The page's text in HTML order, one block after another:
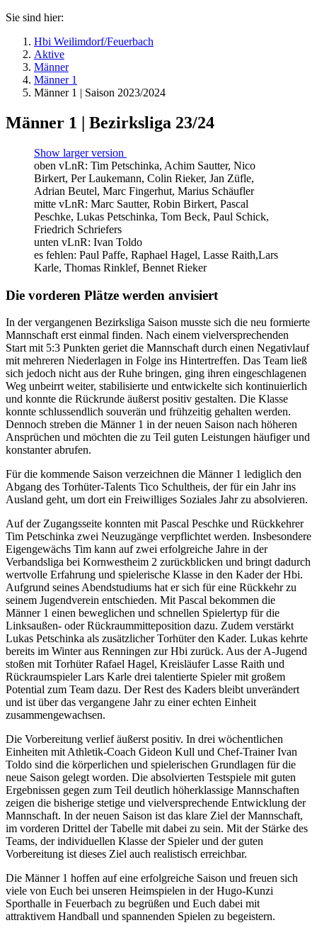
Sie sind hier:
Hbi Weilimdorf/Feuerbach
Aktive
Männer
Männer 1
Männer 1 | Saison 2023/2024
Männer 1 | Bezirksliga 23/24
Show larger version
oben vLnR: Tim Petschinka, Achim Sautter, Nico
Birkert, Per Laukemann, Colin Rieker, Jan Züfle,
Adrian Beutel, Marc Fingerhut, Marius Schäufler
mitte vLnR: Marc Sautter, Robin Birkert, Pascal
Peschke, Lukas Petschinka, Tom Beck, Paul Schick,
Friedrich Schriefers
unten vLnR: Ivan Toldo
es fehlen: Paul Paffe, Raphael Hagel, Lasse Raith,Lars
Karle, Thomas Rinklef, Bennet Rieker
Die vorderen Plätze werden anvisiert
In der vergangenen Bezirksliga Saison musste sich die neu formierte
Mannschaft erst einmal finden. Nach einem vielversprechenden
Start mit 5:3 Punkten geriet die Mannschaft durch einen Negativlauf
mit mehreren Niederlagen in Folge ins Hintertreffen. Das Team ließ
sich jedoch nicht aus der Ruhe bringen, ging ihren eingeschlagenen
Weg unbeirrt weiter, stabilisierte und entwickelte sich kontinuierlich
und konnte die Rückrunde äußerst positiv gestalten. Die Klasse
konnte schlussendlich souverän und frühzeitig gehalten werden.
Dennoch streben die Männer 1 in der neuen Saison nach höheren
Ansprüchen und möchten die zu Teil guten Leistungen häufiger und
konstanter abrufen.
Für die kommende Saison verzeichnen die Männer 1 lediglich den
Abgang des Torhüter-Talents Tico Schultheis, der für ein Jahr ins
Ausland geht, um dort ein Freiwilliges Soziales Jahr zu absolvieren.
Auf der Zugangsseite konnten mit Pascal Peschke und Rückkehrer
Tim Petschinka zwei Neuzugänge verpflichtet werden. Insbesondere
Eigengewächs Tim kann auf zwei erfolgreiche Jahre in der
Verbandsliga bei Kornwestheim 2 zurückblicken und bringt dadurch
wertvolle Erfahrung und spielerische Klasse in den Kader der Hbi.
Aufgrund seines Abendstudiums hat er sich für eine Rückkehr zu
seinem Jugendverein entschieden. Mit Pascal bekommen die
Männer 1 einen beweglichen und schnellen Spielertyp für die
Linksaußen- oder Rückraummitteposition dazu. Zudem verstärkt
Lukas Petschinka als zusätzlicher Torhüter den Kader. Lukas kehrte
bereits im Winter aus Renningen zur Hbi zurück. Aus der A-Jugend
stoßen mit Torhüter Rafael Hagel, Kreisläufer Lasse Raith und
Rückraumspieler Lars Karle drei talentierte Spieler mit großem
Potential zum Team dazu. Der Rest des Kaders bleibt unverändert
und ist über das vergangene Jahr zu einer echten Einheit
zusammengewachsen.
Die Vorbereitung verlief äußerst positiv. In drei wöchentlichen
Einheiten mit Athletik-Coach Gideon Kull und Chef-Trainer Ivan
Toldo sind die körperlichen und spielerischen Grundlagen für die
neue Saison gelegt worden. Die absolvierten Testspiele mit guten
Ergebnissen gegen zum Teil deutlich höherklassige Mannschaften
zeigen die bisherige stetige und vielversprechende Entwicklung der
Mannschaft. In der neuen Saison ist das klare Ziel der Mannschaft,
im vorderen Drittel der Tabelle mit dabei zu sein. Mit der Stärke des
Teams, der individuellen Klasse der Spieler und der guten
Vorbereitung ist dieses Ziel auch realistisch erreichbar.
Die Männer 1 hoffen auf eine erfolgreiche Saison und freuen sich
viele von Euch bei unseren Heimspielen in der Hugo-Kunzi
Sporthalle in Feuerbach zu begrüßen und Euch dabei mit
attraktivem Handball und spannenden Spielen zu begeistern.